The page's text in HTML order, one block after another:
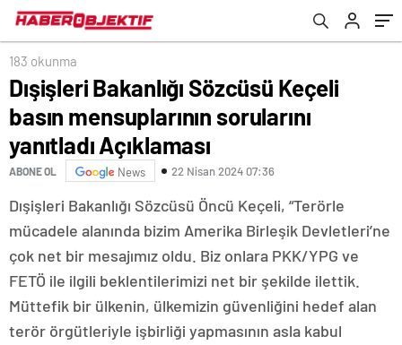
Açıklaması
183 okunma
Dışişleri Bakanlığı Sözcüsü Keçeli
basın mensuplarının sorularını
yanıtladı Açıklaması
ABONE OL News 22 Nisan 2024 07:36
Dışişleri Bakanlığı Sözcüsü Öncü Keçeli, “Terörle
mücadele alanında bizim Amerika Birleşik Devletleri’ne
çok net bir mesajımız oldu. Biz onlara PKK/YPG ve
FETÖ ile ilgili beklentilerimizi net bir şekilde ilettik.
Müttefik bir ülkenin, ülkemizin güvenliğini hedef alan
terör örgütleriyle işbirliği yapmasının asla kabul